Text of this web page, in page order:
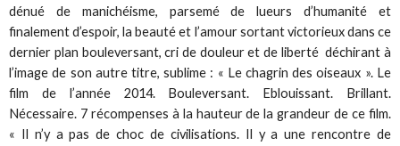
dénué de manichéisme, parsemé de lueurs d’humanité et
finalement d’espoir, la beauté et l’amour sortant victorieux dans ce
dernier plan bouleversant, cri de douleur et de liberté déchirant à
l’image de son autre titre, sublime : « Le chagrin des oiseaux ». Le
film de l’année 2014. Bouleversant. Eblouissant. Brillant.
Nécessaire. 7 récompenses à la hauteur de la grandeur de ce film.
« Il n’y a pas de choc de civilisations. Il y a une rencontre de